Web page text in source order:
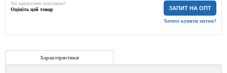
ЗАПИТ НА ОПТ
Хочете купити оптом?
Чи задоволені покупкою?
Оцініть цей товар
Характеристики